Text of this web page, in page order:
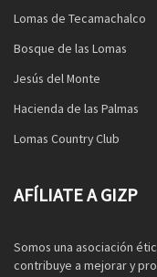
Lomas de Tecamachalco
Bosque de las Lomas
Jesús del Monte
Hacienda de las Palmas
Lomas Country Club
AFÍLIATE A GIZP
Somos una asociación
contribuye a mejorar y